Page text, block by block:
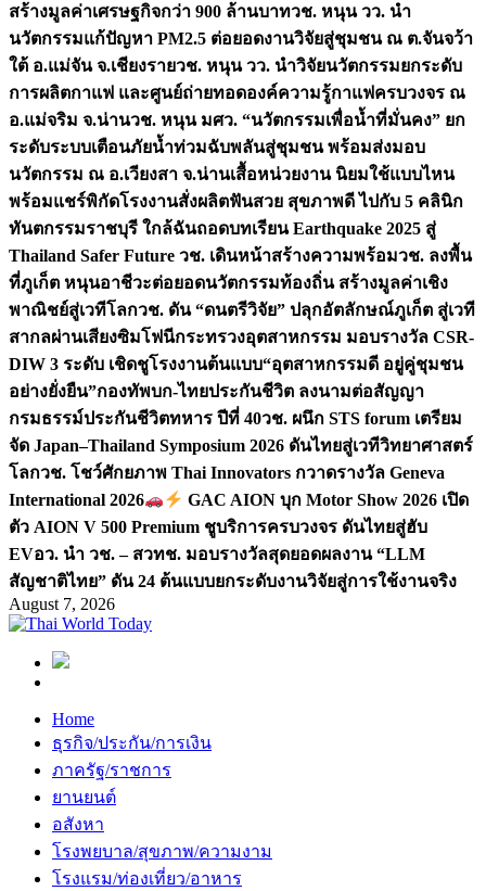
สร้างมูลค่าเศรษฐกิจกว่า 900 ล้านบาทวช. หนุน วว. นำ
นวัตกรรมแก้ปัญหา PM2.5 ต่อยอดงานวิจัยสู่ชุมชน ณ ต.จันจว้า
ใต้ อ.แม่จัน จ.เชียงรายวช. หนุน วว. นำวิจัยนวัตกรรมยกระดับ
การผลิตกาแฟ และศูนย์ถ่ายทอดองค์ความรู้กาแฟครบวงจร ณ
อ.แม่จริม จ.น่านวช. หนุน มศว. “นวัตกรรมเพื่อน้ำที่มั่นคง” ยก
ระดับระบบเตือนภัยน้ำท่วมฉับพลันสู่ชุมชน พร้อมส่งมอบ
นวัตกรรม ณ อ.เวียงสา จ.น่านเสื้อหน่วยงาน นิยมใช้แบบไหน
พร้อมแชร์พิกัดโรงงานสั่งผลิตฟันสวย สุขภาพดี ไปกับ 5 คลินิก
ทันตกรรมราชบุรี ใกล้ฉันถอดบทเรียน Earthquake 2025 สู่
Thailand Safer Future วช. เดินหน้าสร้างความพร้อมวช. ลงพื้น
ที่ภูเก็ต หนุนอาชีวะต่อยอดนวัตกรรมท้องถิ่น สร้างมูลค่าเชิง
พาณิชย์สู่เวทีโลกวช. ดัน “ดนตรีวิจัย” ปลุกอัตลักษณ์ภูเก็ต สู่เวที
สากลผ่านเสียงซิมโฟนีกระทรวงอุตสาหกรรม มอบรางวัล CSR-
DIW 3 ระดับ เชิดชูโรงงานต้นแบบ“อุตสาหกรรมดี อยู่คู่ชุมชน
อย่างยั่งยืน”กองทัพบก-ไทยประกันชีวิต ลงนามต่อสัญญา
กรมธรรม์ประกันชีวิตทหาร ปีที่ 40วช. ผนึก STS forum เตรียม
จัด Japan–Thailand Symposium 2026 ดันไทยสู่เวทีวิทยาศาสตร์
โลกวช. โชว์ศักยภาพ Thai Innovators กวาดรางวัล Geneva
International 2026
GAC AION บุก Motor Show 2026 เปิด
ตัว AION V 500 Premium ชูบริการครบวงจร ดันไทยสู่ฮับ
EVอว. นำ วช. – สวทช. มอบรางวัลสุดยอดผลงาน “LLM
สัญชาติไทย” ดัน 24 ต้นแบบยกระดับงานวิจัยสู่การใช้งานจริง
August 7, 2026
Home
ธุรกิจ/ประกัน/การเงิน
ภาครัฐ/ราชการ
ยานยนต์
อสังหา
โรงพยบาล/สุขภาพ/ความงาม
โรงแรม/ท่องเที่ยว/อาหาร